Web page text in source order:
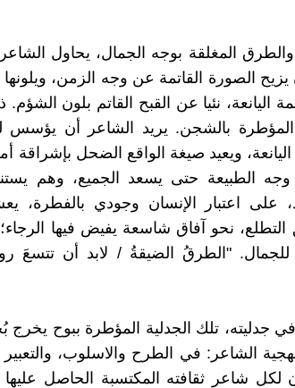
المغلقة بوجه الجمال، يحاول
الصورة القاتمة عن وجه الزمن، ويلونها
اليانعة، نئيا عن القبح القاتم بلون
المؤطرة بالشجن. يريد الشاعر أن يؤسس
ويعيد صيغة الواقع الضحل بإشراقة
وجه الطبيعة حتى يسعد الجميع، وهم
على اعتبار الإنسان وجودي بالفطرة،
نحو آفاق شاسعة يفيض فيها الرجاء؛
"الطرقُ الضيقةُ / لابد أن تتسعَ
جدليته، تلك الجدلية المؤطرة ببوح
الشاعر: في الطرح والاسلوب، والتعبير
لكل شاعر ثقافته المكتسبة الحاصل